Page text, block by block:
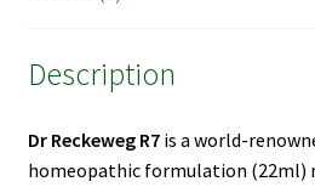
Description
Dr Reckeweg R7is a world-
homeopathic formulation (22ml)